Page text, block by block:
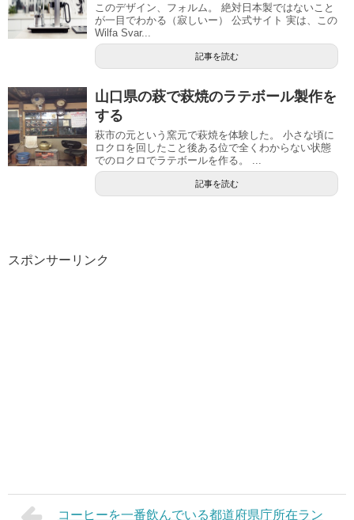
このデザイン、フォルム。 絶対日本製ではないこと
が一目でわかる（寂しいー） 公式サイト 実は、この
Wilfa Svar...
記事を読む
山口県の萩で萩焼のラテボール製作を
する
萩市の元という窯元で萩焼を体験した。 小さな頃に
ロクロを回したこと後ある位で全くわからない状態
でのロクロでラテボールを作る。 ...
記事を読む
スポンサーリンク
コーヒーを一番飲んでいる都道府県庁所在ラン